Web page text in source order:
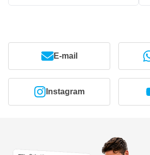
E-mail
Instagram